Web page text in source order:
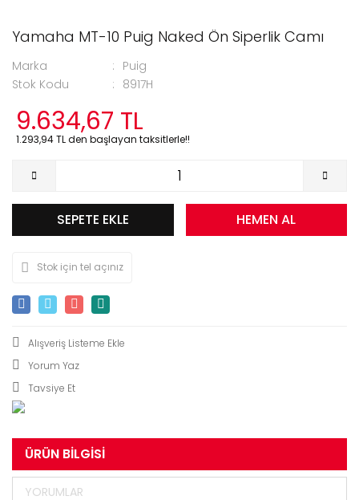
Yamaha MT-10 Puig Naked Ön Siperlik Camı
Marka
Puig
Stok Kodu
8917H
9.634,67 TL
1.293,94 TL den başlayan taksitlerle!!
SEPETE EKLE HEMEN AL
Stok için tel açınız
Yorum Yaz
Tavsiye Et
ÜRÜN BILGISI
YORUMLAR